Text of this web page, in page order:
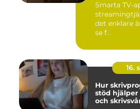
Smarta TV-
det enklare
se f...
16.
Hur
stöd hjälper
och